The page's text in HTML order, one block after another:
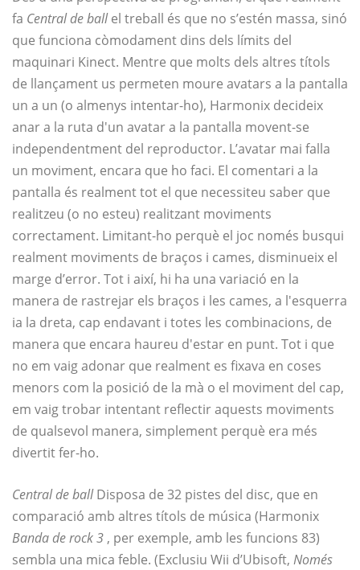
fa Central de ballel treball és que no s’estén massa, sinó
que funciona còmodament dins dels límits del
maquinari Kinect. Mentre que molts dels altres títols
de llançament us permeten moure avatars a la pantalla
un a un (o almenys intentar-ho), Harmonix decideix
anar a la ruta d'un avatar a la pantalla movent-se
independentment del reproductor. L’avatar mai falla
un moviment, encara que ho faci. El comentari a la
pantalla és realment tot el que necessiteu saber que
realitzeu (o no esteu) realitzant moviments
correctament. Limitant-ho perquè el joc només busqui
realment moviments de braços i cames, disminueix el
marge d’error. Tot i així, hi ha una variació en la
manera de rastrejar els braços i les cames, a l'esquerra
ia la dreta, cap endavant i totes les combinacions, de
manera que encara haureu d'estar en punt. Tot i que
no em vaig adonar que realment es fixava en coses
menors com la posició de la mà o el moviment del cap,
em vaig trobar intentant reflectir aquests moviments
de qualsevol manera, simplement perquè era més
divertit fer-ho.
Central de ballDisposa de 32 pistes del disc, que en
comparació amb altres títols de música (Harmonix
Banda de rock 3 , per exemple, amb les funcions 83)
sembla una mica feble. (Exclusiu Wii d’Ubisoft, Només